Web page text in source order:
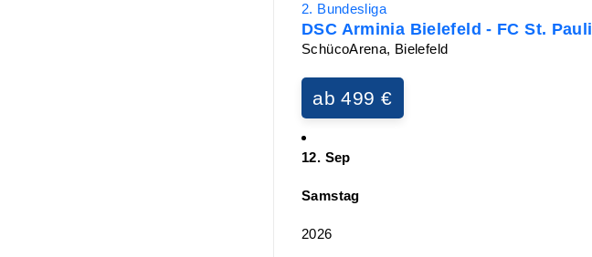
2. Bundesliga
DSC Arminia Bielefeld - FC St. Pauli
SchücoArena, Bielefeld
ab 499 €
12. Sep
Samstag
2026